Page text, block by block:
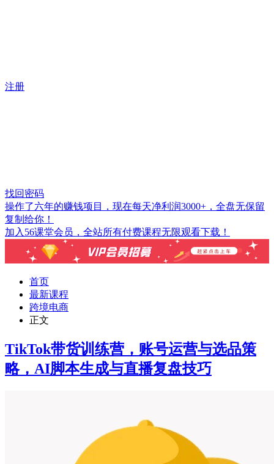
注册
找回密码
操作了六年的赚钱项目，现在每天净利润3000+，全盘无保留
复制给你！
加入56课堂会员，全站所有付费课程无限观看下载！
首页
最新课程
跨境电商
正文
TikTok带货训练营，账号运营与选品策
略，AI脚本生成与直播复盘技巧